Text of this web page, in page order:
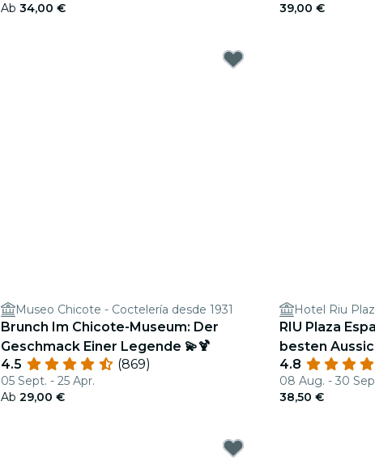
Ab 34,00 €
39,00 €
Museo Chicote - Coctelería desde 1931
Brunch Im Chicote-Museum: Der
Geschmack Einer Legende 💫🍹
4.5
(869)
05 Sept. - 25 Apr.
Ab 29,00 €
Hotel Riu
RIU Plaza
besten
4.8
08 Aug. - 30
38,50 €